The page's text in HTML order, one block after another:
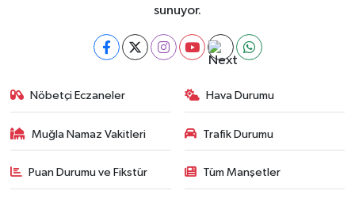
sunuyor.
Nöbetçi Eczaneler Hava Durumu
Muğla Namaz Vakitleri Trafik Durumu
Puan Durumu ve Fikstür Tüm Manşetler